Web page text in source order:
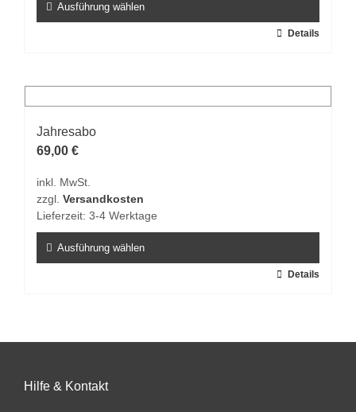
Ausführung wählen
Varianten
auf.
Die
können
auf
Produktseite
gewählt
Details
Jahresabo
69,00 €
inkl. MwSt.
zzgl. Versandkosten
Lieferzeit: 3-4 Werktage
Ausführung wählen
Die
Details
Hilfe & Kontakt